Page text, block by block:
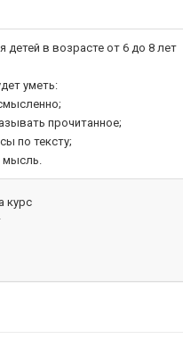
детей в возрасте от 6 до 8 лет
уметь:
прочитанное;
по тексту;
мысль.
курс